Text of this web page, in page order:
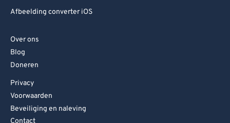
Afbeelding converter iOS
Over ons
Blog
Doneren
Privacy
Voorwaarden
Beveiliging en naleving
Contact